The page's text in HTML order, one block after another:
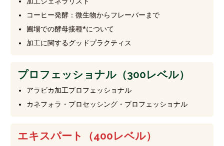
コーヒー発酵：微生物からフレーバーまで
圃場での酵母接種*について
加工に関するグッドプラクティス
プロフェッショナル（300レベル）
アラビカ加工プロフェッショナル
カネフォラ・プロセッシング・プロフェッショナル
エキスパート（400レベル）